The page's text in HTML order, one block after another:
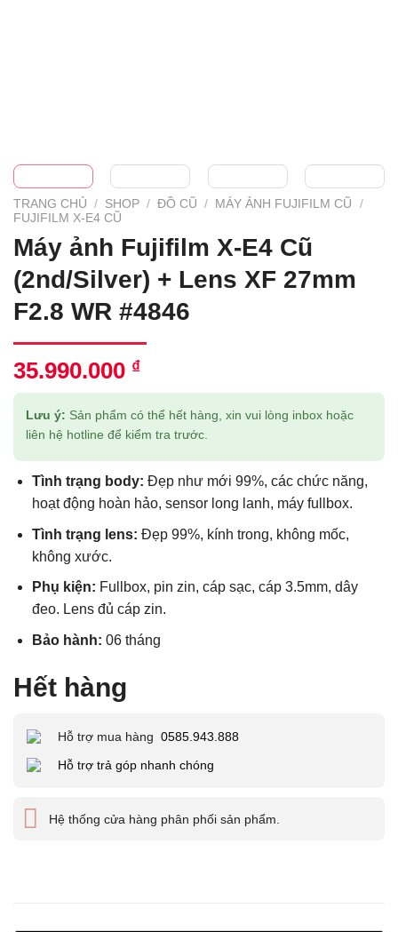
TRANG CHỦ / SHOP / ĐỒ CŨ / MÁY ẢNH FUJIFILM CŨ
/
FUJIFILM X-E4 CŨ
Máy ảnh Fujifilm X-E4 Cũ
(2nd/Silver) + Lens XF 27mm
F2.8 WR #4846
35.990.000 ₫
Lưu ý: Sản phẩm có thể hết hàng, xin vui lòng inbox hoặc
liên hệ hotline để kiểm tra trước.
Tình trạng body: Đẹp như mới 99%, các chức năng,
hoạt động hoàn hảo, sensor long lanh, máy fullbox.
Tình trạng lens: Đẹp 99%, kính trong, không mốc,
không xước.
Phụ kiện: Fullbox, pin zin, cáp sạc, cáp 3.5mm, dây
đeo. Lens đủ cáp zin.
Bảo hành: 06 tháng
Hết hàng
Hỗ trợ mua hàng 0585.943.888
Hỗ trợ trả góp nhanh chóng
Hệ thống cửa hàng phân phối sản phẩm.